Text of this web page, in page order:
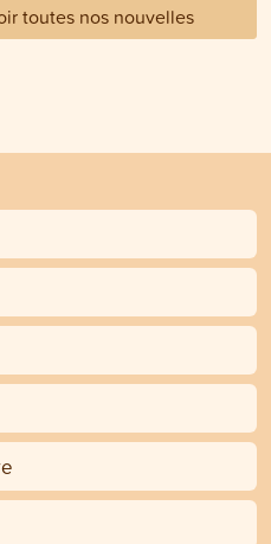
toutes nos nouvelles